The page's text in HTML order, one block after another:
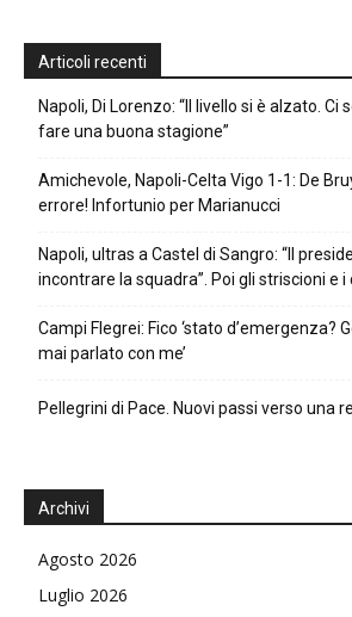
Articoli recenti
Napoli, Di Lorenzo: “Il livello si è alzato. Ci
fare una buona stagione”
Amichevole, Napoli-Celta Vigo 1-1: De
errore! Infortunio per Marianucci
Napoli, ultras a Castel di Sangro: “Il
incontrare la squadra”. Poi gli striscioni e i
Campi Flegrei: Fico ‘stato d’emergenza?
mai parlato con me’
Pellegrini di Pace. Nuovi passi verso una
Archivi
Agosto 2026
Luglio 2026